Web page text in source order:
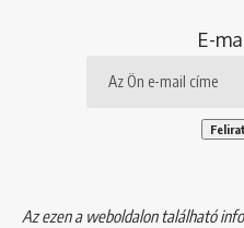
E-
Az ezen a weboldalon található